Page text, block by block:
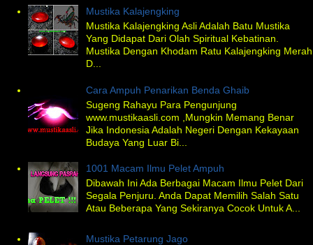
Mustika Kalajengking
Mustika Kalajengking Asli Adalah Batu Mustika
Yang Didapat Dari Olah Spiritual Kebatinan.
Mustika Dengan Khodam Ratu Kalajengking Merah
D...
Cara Ampuh Penarikan Benda Ghaib
Sugeng Rahayu Para Pengunjung
www.mustikaasli.com ,Mungkin Memang Benar
Jika Indonesia Adalah Negeri Dengan Kekayaan
Budaya Yang Luar Bi...
1001 Macam Ilmu Pelet Ampuh
Dibawah Ini Ada Berbagai Macam Ilmu Pelet Dari
Segala Penjuru. Anda Dapat Memilih Salah Satu
Atau Beberapa Yang Sekiranya Cocok Untuk A...
Mustika Petarung Jago